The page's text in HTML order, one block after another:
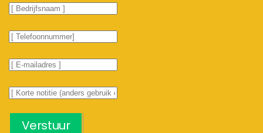
Verstuur